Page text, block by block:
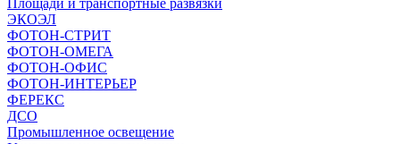
Площади и транспортные развязки
ЭКОЭЛ
ФОТОН-СТРИТ
ФОТОН-ОМЕГА
ФОТОН-ОФИС
ФОТОН-ИНТЕРЬЕР
ФЕРЕКС
ДСО
Промышленное освещение